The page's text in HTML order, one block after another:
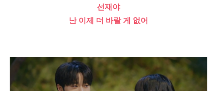
선재야
난 이제 더 바랄 게 없어